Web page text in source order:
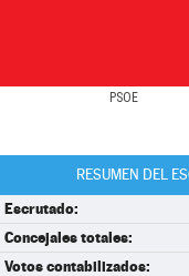
PSOE
RESUMEN DEL
Escrutado:
Concejales totales:
Votos contabilizados: